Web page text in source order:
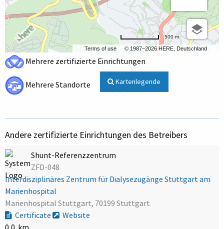
Terms of use © 1987–2026 HERE, Deutschland
500 m
Mehrere zertifizierte Einrichtungen
Mehrere Standorte Kartenlegende
Andere zertifizierte Einrichtungen des Betreibers
Shunt-Referenzzentrum
ZFD-048
Interdisziplinäres Zentrum für Dialysezugänge Stuttgart am
Marienhospital
Marienhospital Stuttgart, 70199 Stuttgart
Certificate
Website
0,0 km